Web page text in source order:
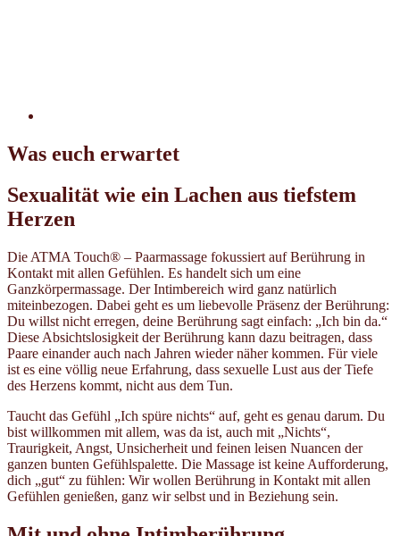
Was euch erwartet
Sexualität wie ein Lachen aus tiefstem
Herzen
Die ATMA Touch® – Paarmassage fokussiert auf Berührung in
Kontakt mit allen Gefühlen. Es handelt sich um eine
Ganzkörpermassage. Der Intimbereich wird ganz natürlich
miteinbezogen. Dabei geht es um liebevolle Präsenz der Berührung:
Du willst nicht erregen, deine Berührung sagt einfach: „Ich bin da.“
Diese Absichtslosigkeit der Berührung kann dazu beitragen, dass
Paare einander auch nach Jahren wieder näher kommen. Für viele
ist es eine völlig neue Erfahrung, dass sexuelle Lust aus der Tiefe
des Herzens kommt, nicht aus dem Tun.
Taucht das Gefühl „Ich spüre nichts“ auf, geht es genau darum. Du
bist willkommen mit allem, was da ist, auch mit „Nichts“,
Traurigkeit, Angst, Unsicherheit und feinen leisen Nuancen der
ganzen bunten Gefühlspalette. Die Massage ist keine Aufforderung,
dich „gut“ zu fühlen: Wir wollen Berührung in Kontakt mit allen
Gefühlen genießen, ganz wir selbst und in Beziehung sein.